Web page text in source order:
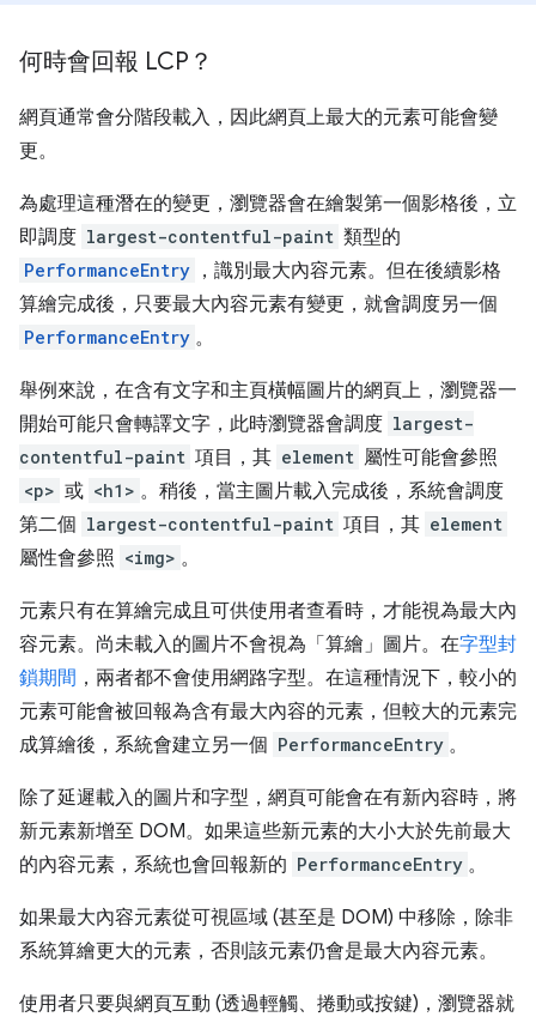
何時會回報 LCP？
網頁通常會分階段載入，因此網頁上最大的元素可能會變
更。
為處理這種潛在的變更，瀏覽器會在繪製第一個影格後，立
即調度 largest-contentful-paint 類型的
PerformanceEntry ，識別最大內容元素。但在後續影格
算繪完成後，只要最大內容元素有變更，就會調度另一個
PerformanceEntry 。
舉例來說，在含有文字和主頁橫幅圖片的網頁上，瀏覽器一
開始可能只會轉譯文字，此時瀏覽器會調度 largest-
contentful-paint 項目，其 element 屬性可能會參照
<p> 或 <h1> 。稍後，當主圖片載入完成後，系統會調度
第二個 largest-contentful-paint 項目，其 element
屬性會參照 <img> 。
元素只有在算繪完成且可供使用者查看時，才能視為最大內
容元素。尚未載入的圖片不會視為「算繪」圖片。在字型封
鎖期間 ，兩者都不會使用網路字型。在這種情況下，較小的
元素可能會被回報為含有最大內容的元素，但較大的元素完
成算繪後，系統會建立另一個 PerformanceEntry 。
除了延遲載入的圖片和字型，網頁可能會在有新內容時，將
新元素新增至 DOM。如果這些新元素的大小大於先前最大
的內容元素，系統也會回報新的 PerformanceEntry 。
如果最大內容元素從可視區域 (甚至是 DOM) 中移除，除非
系統算繪更大的元素，否則該元素仍會是最大內容元素。
使用者只要與網頁互動 (透過輕觸、捲動或按鍵)，瀏覽器就